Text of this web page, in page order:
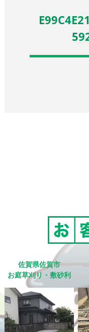
佐賀県佐賀市
お庭草刈り・敷砂利